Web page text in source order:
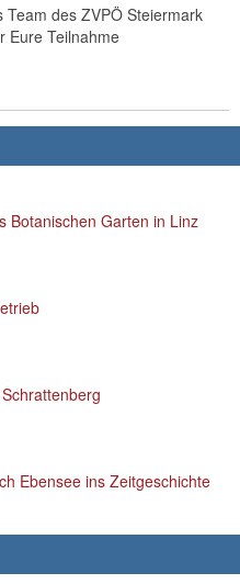
Team des ZVPÖ Steiermark
Eure Teilnahme
Botanischen Garten in Linz
Ebensee ins Zeitgeschichte